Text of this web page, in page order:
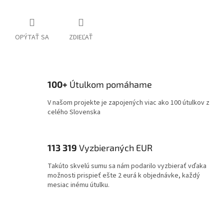
OPÝTAŤ SA ZDIEĽAŤ
100+ Útulkom pomáhame
V našom projekte je zapojených viac ako 100 útulkov z
celého Slovenska
113 319 Vyzbieraných EUR
Takúto skvelú sumu sa nám podarilo vyzbierať vďaka
možnosti prispieť ešte 2 eurá k objednávke, každý
mesiac inému útulku.